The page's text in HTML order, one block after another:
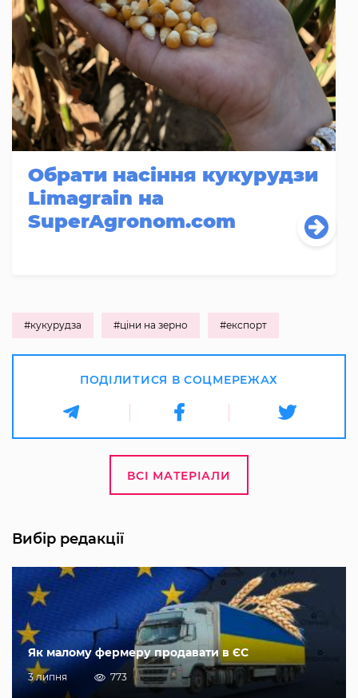
Обрати насіння кукурудзи
Limagrain на
SuperAgronom.com
#кукурудза #ціни на зерно #експорт
ПОДІЛИТИСЯ В СОЦМЕРЕЖАХ
ВСІ МАТЕРІАЛИ
Вибір редакції
Як малому фермеру продавати в ЄС
3 липня 773